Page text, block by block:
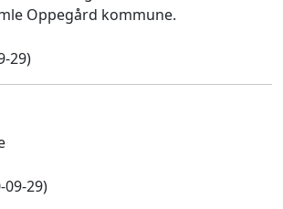
Oppegård kommune.
29)
29)